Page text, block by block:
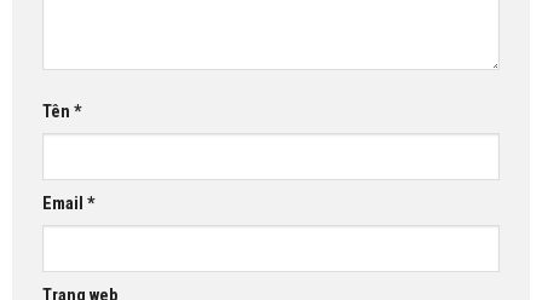
Tên *
Email *
Trang web